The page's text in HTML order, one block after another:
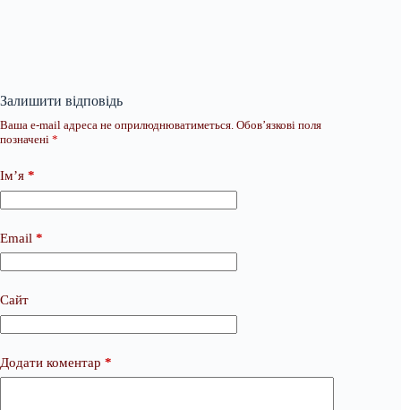
Залишити відповідь
Ваша e-mail адреса не оприлюднюватиметься. Обов’язкові поля
позначені *
Ім’я *
Email *
Сайт
Додати коментар *